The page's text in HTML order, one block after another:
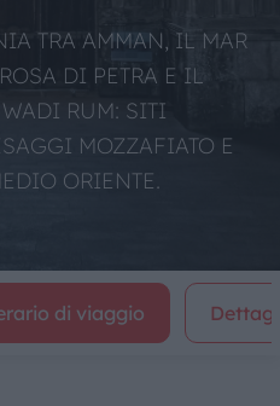
TRA AMMAN, IL MAR
DI PETRA E IL
WADI RUM: SITI
MOZZAFIATO E
ORIENTE.
di viaggio